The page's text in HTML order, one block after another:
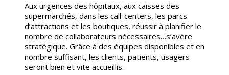
Aux urgences des hôpitaux, aux caisses des
supermarchés, dans les call-centers, les parcs
d’attractions et les boutiques, réussir à planifier le
nombre de collaborateurs nécessaires…s’avère
stratégique. Grâce à des équipes disponibles et en
nombre suffisant, les clients, patients, usagers
seront bien et vite accueillis.